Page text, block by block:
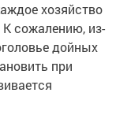
хозяйство
К сожалению, из-
дойных
при